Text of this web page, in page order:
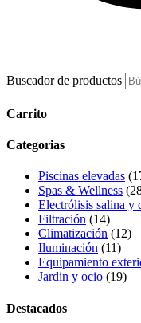
Buscador de productos
Carrito
Categorias
Piscinas elevadas
Spas & Wellness
Electrólisis salina y
Filtración (14)
Climatización (12)
Iluminación (11)
Equipamiento
Jardin y ocio (19)
Destacados